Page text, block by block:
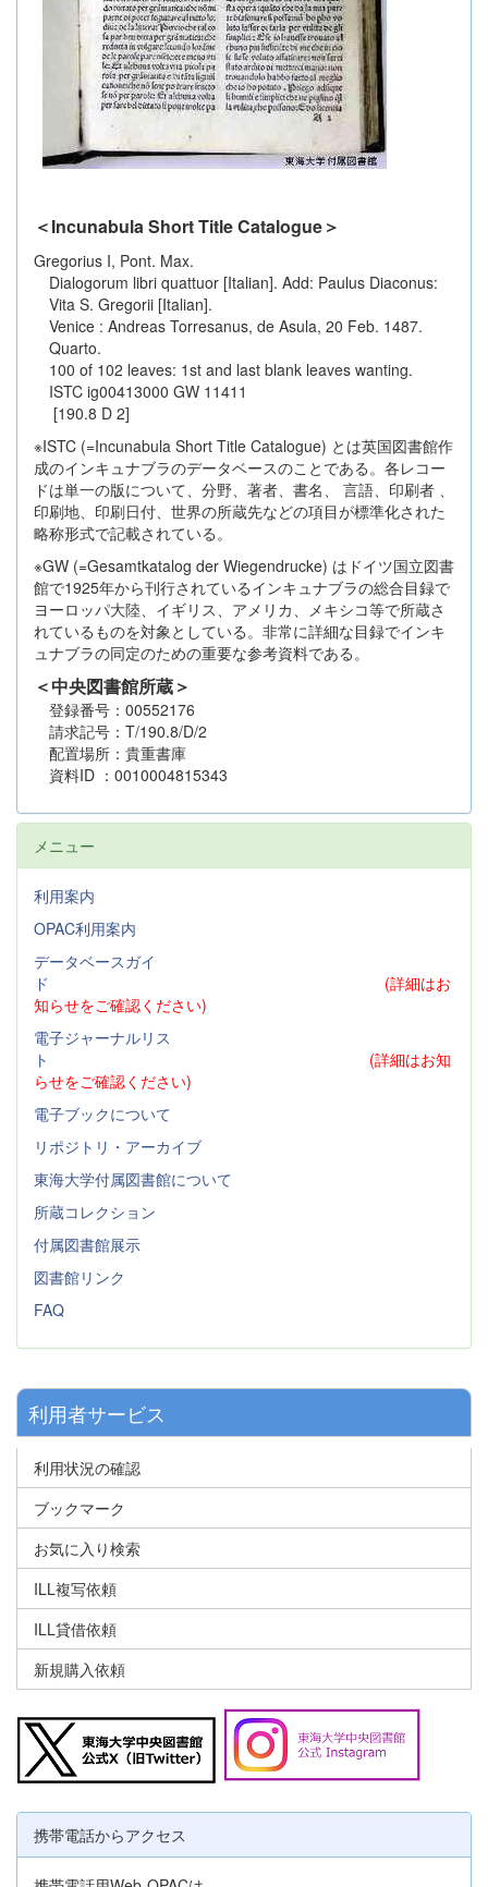
＜Incunabula Short Title Catalogue＞
Gregorius I, Pont. Max.
Dialogorum libri quattuor [Italian]. Add: Paulus Diaconus:
Vita S. Gregorii [Italian].
Venice : Andreas Torresanus, de Asula, 20 Feb. 1487.
Quarto.
100 of 102 leaves: 1st and last blank leaves wanting.
ISTC ig00413000 GW 11411
[190.8 D 2]
※ISTC (=Incunabula Short Title Catalogue) とは英国図書館作
成のインキュナブラのデータベースのことである。各レコー
ドは単一の版について、分野、著者、書名、 言語、印刷者 、
印刷地、印刷日付、世界の所蔵先などの項目が標準化された
略称形式で記載されている。
※GW (=Gesamtkatalog der Wiegendrucke) はドイツ国立図書
館で1925年から刊行されているインキュナブラの総合目録で
ヨーロッパ大陸、イギリス、アメリカ、メキシコ等で所蔵さ
れているものを対象としている。非常に詳細な目録でインキ
ュナブラの同定のための重要な参考資料である。
＜中央図書館所蔵＞
登録番号：00552176
請求記号：T/190.8/D/2
配置場所：貴重書庫
資料ID ：0010004815343
メニュー
利用案内
OPAC利用案内
データベースガイ
ド
(詳細はお
知らせをご確認ください)
電子ジャーナルリス
ト
(詳細はお知
らせをご確認ください)
電子ブックについて
リポジトリ・アーカイブ
東海大学付属図書館について
所蔵コレクション
付属図書館展示
図書館リンク
FAQ
利用者サービス
利用状況の確認
ブックマーク
お気に入り検索
ILL複写依頼
ILL貸借依頼
新規購入依頼
携帯電話からアクセス